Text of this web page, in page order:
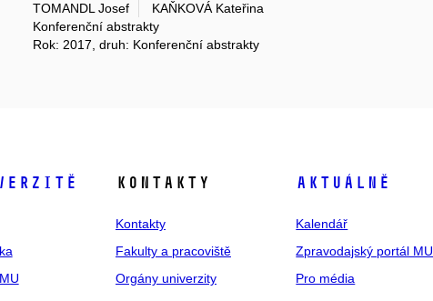
TOMANDL Josef
KAŇKOVÁ Kateřina
Konferenční abstrakty
Rok: 2017, druh: Konferenční abstrakty
Kontakty
Kontakty
Fakulty a pracoviště
Orgány univerzity
Aktuálně
Kalendář
Zpravodajský portál MU
Pro média